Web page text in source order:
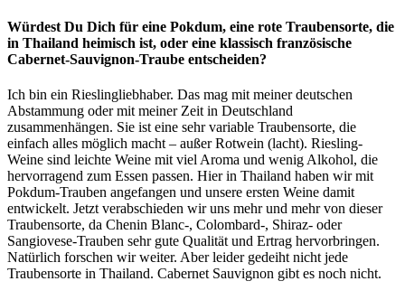
Würdest Du Dich für eine Pokdum, eine rote Traubensorte, die
in Thailand heimisch ist, oder eine klassisch französische
Cabernet-Sauvignon-Traube entscheiden?
Ich bin ein Rieslingliebhaber. Das mag mit meiner deutschen
Abstammung oder mit meiner Zeit in Deutschland
zusammenhängen. Sie ist eine sehr variable Traubensorte, die
einfach alles möglich macht – außer Rotwein (lacht). Riesling-
Weine sind leichte Weine mit viel Aroma und wenig Alkohol, die
hervorragend zum Essen passen. Hier in Thailand haben wir mit
Pokdum-Trauben angefangen und unsere ersten Weine damit
entwickelt. Jetzt verabschieden wir uns mehr und mehr von dieser
Traubensorte, da Chenin Blanc-, Colombard-, Shiraz- oder
Sangiovese-Trauben sehr gute Qualität und Ertrag hervorbringen.
Natürlich forschen wir weiter. Aber leider gedeiht nicht jede
Traubensorte in Thailand. Cabernet Sauvignon gibt es noch nicht.